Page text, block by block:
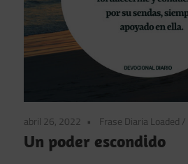
abril 26, 2022 Frase Diaria Loaded /
Un poder escondido